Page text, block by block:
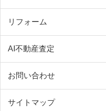
リフォーム
AI不動産査定
お問い合わせ
サイトマップ